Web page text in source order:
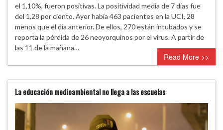
el 1,10%, fueron positivas. La positividad media de 7 días fue
del 1,28 por ciento. Ayer había 463 pacientes en la UCI, 28
menos que el día anterior. De ellos, 270 están intubados y se
reporta la pérdida de 26 neoyorquinos por el virus. A partir de
las 11 de la mañana…
Read More >>
La educación medioambiental no llega a las escuelas